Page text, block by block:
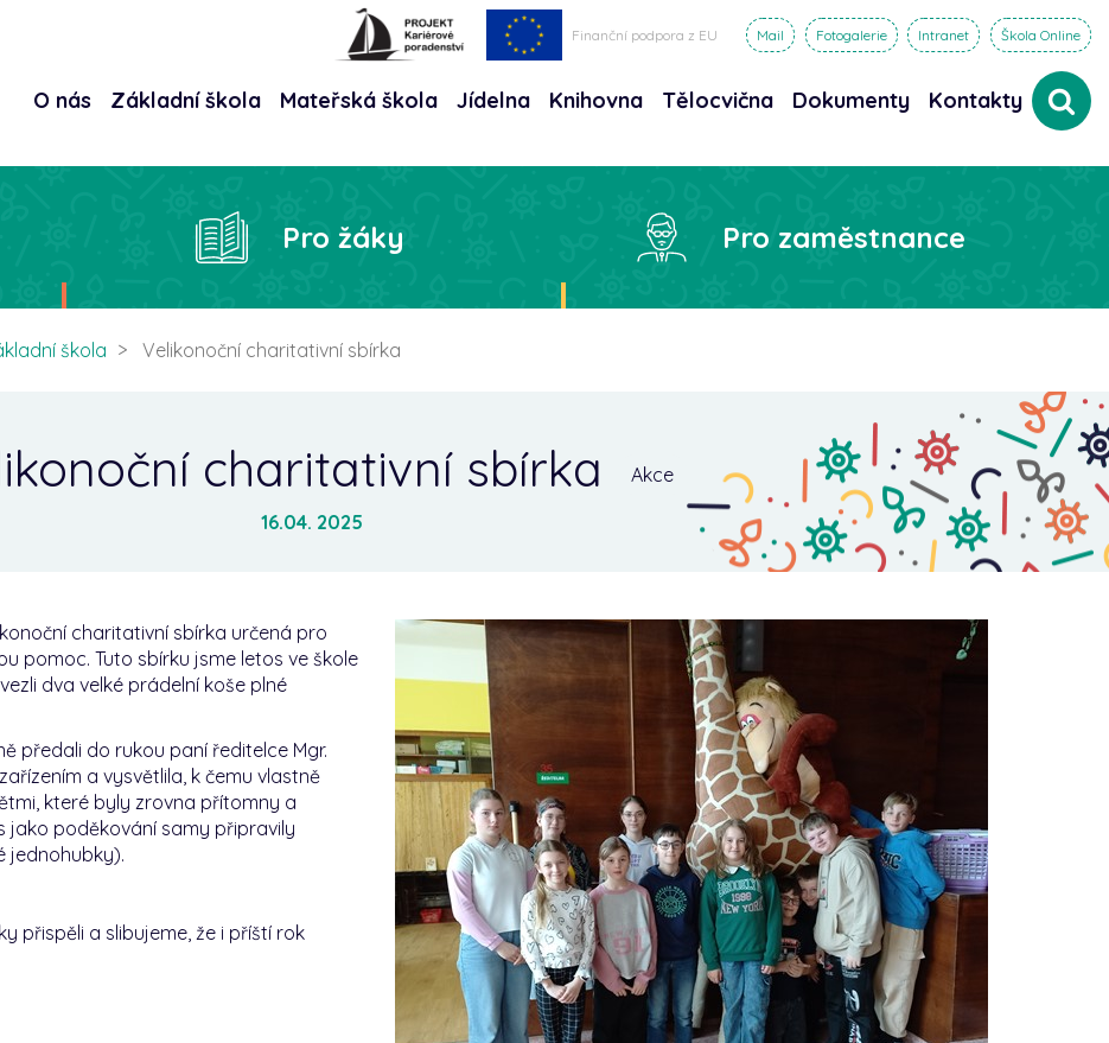
Finanční podpora z EU Mail Fotogalerie Intranet Škola Online
O nás Základní škola Mateřská škola Jídelna Knihovna Tělocvična Dokumenty Kontakty
Pro žáky Pro zaměstnance
škola Velikonoční charitativní sbírka
charitativní sbírka
Akce
16.04. 2025
charitativní sbírka určená pro
pomoc. Tuto sbírku jsme letos ve škole
dva velké prádelní koše plné
předali do rukou paní ředitelce Mgr.
a vysvětlila, k čemu vlastně
které byly zrovna přítomny a
jako poděkování samy připravily
jednohubky).
přispěli a slibujeme, že i příští rok